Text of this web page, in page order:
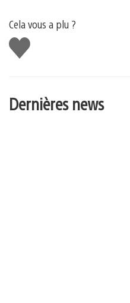
Cela vous a plu ?
J'aime
Dernières news